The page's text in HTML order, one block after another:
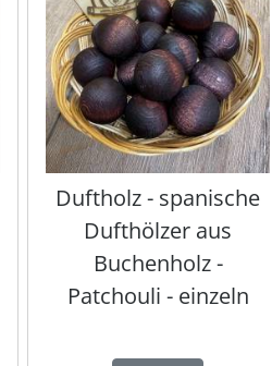
Duftholz - spanische
Dufthölzer aus
Buchenholz -
Patchouli - einzeln